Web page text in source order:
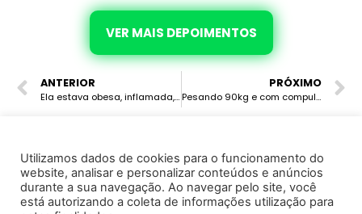
VER MAIS DEPOIMENTOS
ANTERIOR
Ela estava obesa, inflamada, perdida, sem saber mais o que fazer. Com o Leve, está mais magra, com 15 cm a menos de abdômen e hoje sente prazer em se cuidar.
PRÓXIMO
Pesando 90kg e com compulsão alimentar, hoje ela segue o GPS do emagrecimento hormonal e fez as pazes com a comida.
© 2022 · Marcela Avila · Todos os direitos reservados
Instituto de Saúde e Cursos Ltda - CNPJ 37.130.995/0001-25
Utilizamos dados de cookies para o funcionamento do
website, analisar e personalizar conteúdos e anúncios
durante a sua navegação. Ao navegar pelo site, você
está autorizando a coleta de informações utilização para